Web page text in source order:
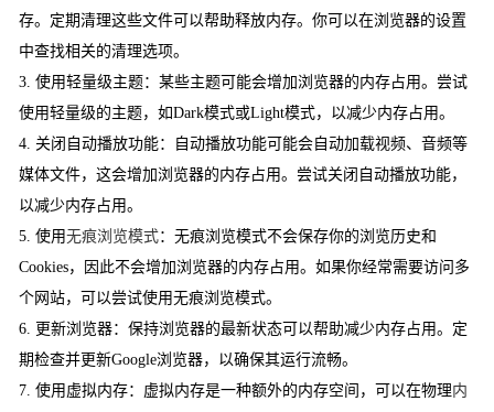
存。定期清理这些文件可以帮助释放内存。你可以在浏览器的设置
中查找相关的清理选项。
3. 使用轻量级主题：某些主题可能会增加浏览器的内存占用。尝试
使用轻量级的主题，如Dark模式或Light模式，以减少内存占用。
4. 关闭自动播放功能：自动播放功能可能会自动加载视频、音频等
媒体文件，这会增加浏览器的内存占用。尝试关闭自动播放功能，
以减少内存占用。
5. 使用无痕浏览模式：无痕浏览模式不会保存你的浏览历史和
Cookies，因此不会增加浏览器的内存占用。如果你经常需要访问多
个网站，可以尝试使用无痕浏览模式。
6. 更新浏览器：保持浏览器的最新状态可以帮助减少内存占用。定
期检查并更新Google浏览器，以确保其运行流畅。
7. 使用虚拟内存：虚拟内存是一种额外的内存空间，可以在物理内